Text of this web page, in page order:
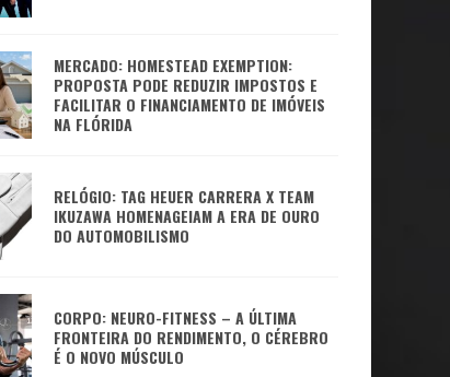
MERCADO: HOMESTEAD EXEMPTION:
PROPOSTA PODE REDUZIR IMPOSTOS E
FACILITAR O FINANCIAMENTO DE IMÓVEIS
NA FLÓRIDA
RELÓGIO: TAG HEUER CARRERA X TEAM
IKUZAWA HOMENAGEIAM A ERA DE OURO
DO AUTOMOBILISMO
CORPO: NEURO-FITNESS – A ÚLTIMA
FRONTEIRA DO RENDIMENTO, O CÉREBRO
É O NOVO MÚSCULO